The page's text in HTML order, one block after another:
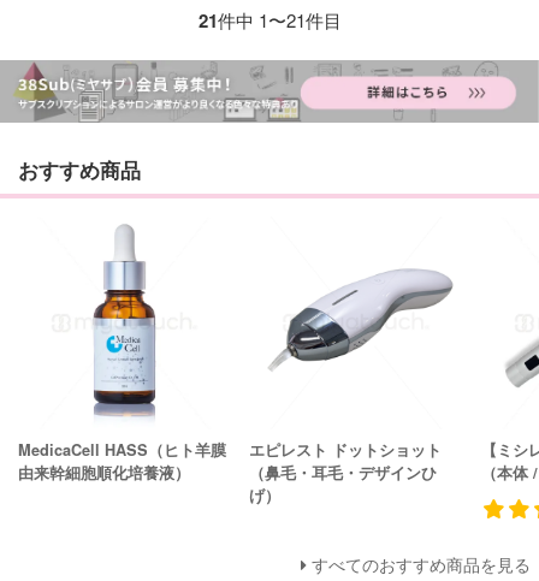
21件中 1〜21件目
おすすめ商品
MedicaCell HASS（ヒト羊膜
由来幹細胞順化培養液）
エピレスト ドットショット
（鼻毛・耳毛・デザインひ
げ）
【ミ
（本体
すべてのおすすめ商品を見る